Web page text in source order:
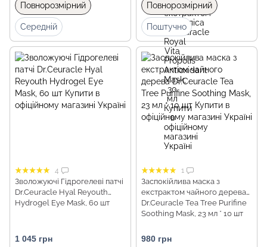
Повнорозмірний
Середній
Повнорозмірний
Поштучно
4
Зволожуючі Гідрогелеві патчі
Dr.Ceuracle Hyal Reyouth
Hydrogel Eye Mask, 60 шт
1 045 грн
1
Заспокійлива маска з
екстрактом чайного дерева
Dr.Ceuracle Tea Tree Purifine
Soothing Mask, 23 мл * 10 шт
980 грн